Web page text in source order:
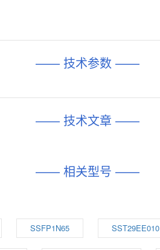
—— 技术参数 ——
—— 技术文章 ——
—— 相关型号 ——
SSFP1N65 SST29EE010